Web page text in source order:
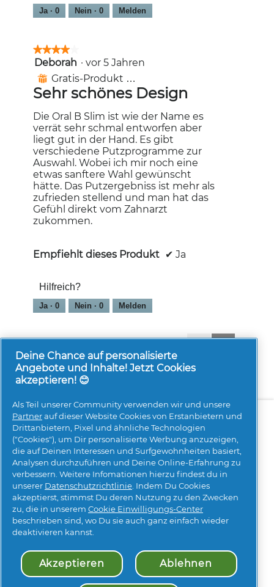
Ja · 0 Nein · 0 Melden
★★★★★
★★★★★
4
von
Sternen.
Deborah · vor 5 Jahren
⊞ Gratis-Produkt erhalten
Sehr schönes Design
Die Oral B Slim ist wie der Name es
verrät sehr schmal entworfen aber
liegt gut in der Hand. Es gibt
verschiedene Putzprogramme zur
Auswahl. Wobei ich mir noch eine
etwas sanftere Wahl gewünscht
hätte. Das Putzergebniss ist mehr als
zufrieden stellend und man hat das
Gefühl direkt vom Zahnarzt
zukommen.
Empfiehlt dieses Produkt ✔ Ja
Hilfreich?
Ja · 0 Nein · 0 Melden
Über uns Kontakt pg.com besuchen
Mehr Inspiration
Meine Daten
Geschäftsbedingungen
Impressum
Über Cookies Sitemap
© 2026 Procter & Gamble. Alle Rechte vorbehalten. Der
Deine Chance auf personalisierte
Angebote und Inhalte! Jetzt Cookies
akzeptieren! 😊
Als Teil unserer Community verwenden wir und unsere
Partnerauf dieser Website Cookies von Erstanbietern und
Drittanbietern, Pixel und ähnliche Technologien
("Cookies"), um Dir personalisierte Werbung anzuzeigen,
die auf Deinen Interessen und Surfgewohnheiten basiert,
Analysen durchzuführen und Deine Online-Erfahrung zu
verbessern. Weitere Infomationen hierzu findest du in
unserer Datenschutzrichtlinie. Indem Du Cookies
akzeptierst, stimmst Du deren Nutzung zu den Zwecken
zu, die in unserem Cookie Einwilligungs-Center
beschrieben sind, wo Du sie auch ganz einfach wieder
deaktivieren kannst.
Akzeptieren Ablehnen